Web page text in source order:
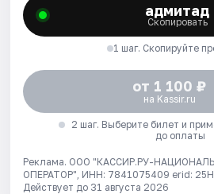
адмитад
Скопировать
1 шаг. Скопируйте
от 1 100 ₽
на Kassir.ru
2 шаг. Выберите билет и
до оплаты
Реклама. ООО "КАССИР.РУ-
ОПЕРАТОР", ИНН: 7841075409 erid:
Действует до 31 августа 2026